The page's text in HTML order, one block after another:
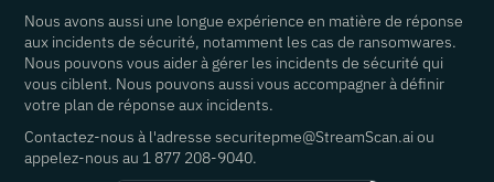
Nous avons aussi une longue expérience en matière de réponse
aux incidents de sécurité, notamment les cas de ransomwares.
Nous pouvons vous aider à gérer les incidents de sécurité qui
vous ciblent. Nous pouvons aussi vous accompagner à définir
votre plan de réponse aux incidents.
Contactez-nous à l'adresse securitepme@StreamScan.ai ou
appelez-nous au 1 877 208-9040.